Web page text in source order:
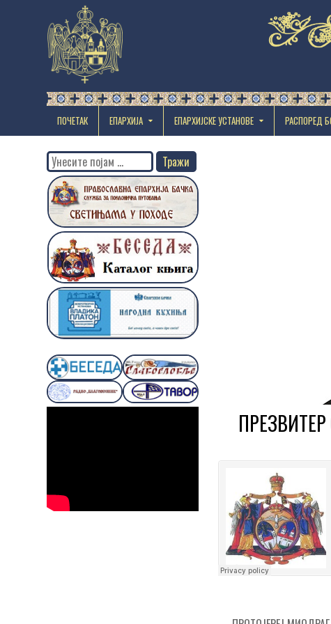
ПОЧЕТАК ЕПАРХИЈА EПАРХИЈСКЕ УСТАНОВЕ РАСПОРЕД
Search
for: